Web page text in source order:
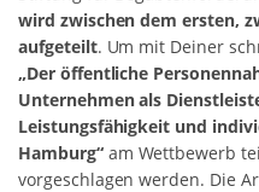
wird zwischen dem ersten,
aufgeteilt. Um mit Deiner
„Der öffentliche
Unternehmen als
Leistungsfähigkeit und
Hamburg“am Wettbewerb
vorgeschlagen werden. Die